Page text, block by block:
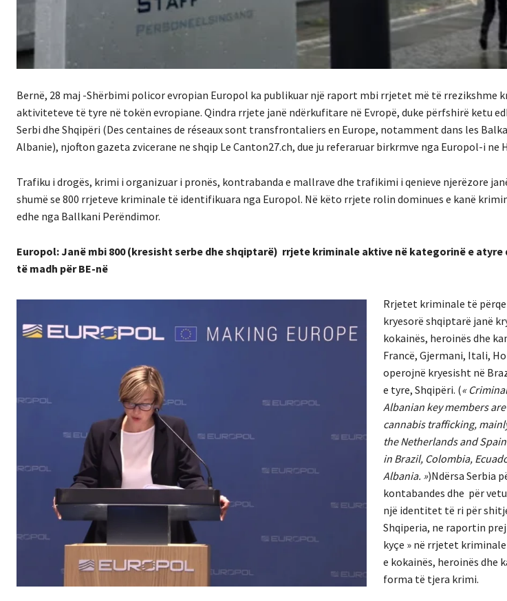
Bernë, 28 maj -Shërbimi policor evropian Europol ka publikuar një raport mbi rrjetet më të rrezikshme
aktiviteteve të tyre në tokën evropiane. Qindra rrjete janë ndërkufitare në Evropë, duke përfshirë ketu
Serbi dhe Shqipëri (Des centaines de réseaux sont transfrontaliers en Europe, notamment dans les
Albanie), njofton gazeta zvicerane ne shqip Le Canton27.ch, due ju referaruar birkrmve nga Europol-i ne
Trafiku i drogës, krimi i organizuar i pronës, kontrabanda e mallrave dhe trafikimi i qenieve njerëzore
shumë se 800 rrjeteve kriminale të identifikuara nga Europol. Në këto rrjete rolin dominues e kanë
edhe nga Ballkani Perëndimor.
Europol: Janë mbi 800 (kresisht serbe dhe shqiptarë) rrjete kriminale aktive në kategorinë e
të madh për BE-në
Rrjetet kriminale të
kryesorë shqiptarë janë
kokainës, heroinës dhe
Francë, Gjermani, Itali,
operojnë kryesisht në
e tyre, Shqipëri. («
Albanian key members
cannabis trafficking,
the Netherlands and
in Brazil, Colombia,
Albania. »)Ndërsa Serbia
kontabandes dhe për
një identitet të ri për
Shqiperia, ne raportin
kyçe » në rrjetet
e kokainës, heroinës dhe
forma të tjera krimi.